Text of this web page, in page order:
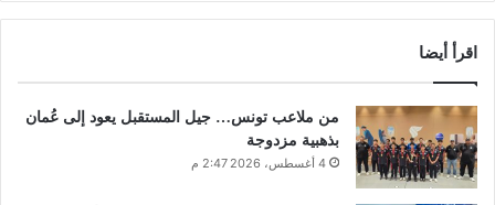
اقرأ أيضا
من ملاعب تونس… جيل المستقبل يعود إلى عُمان
بذهبية مزدوجة
4 أغسطس، 2026 2:47 م